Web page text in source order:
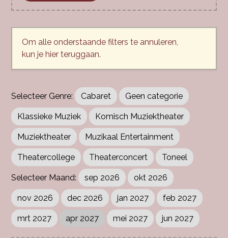
Om alle onderstaande filters te annuleren,
kun je hier teruggaan.
Cabaret Geen categorie
Klassieke Muziek Komisch Muziektheater
Muziektheater Muzikaal Entertainment
Theatercollege Theaterconcert Toneel
sep 2026 okt 2026
nov 2026 dec 2026 jan 2027 feb 2027
mrt 2027 apr 2027 mei 2027 jun 2027